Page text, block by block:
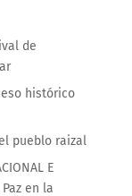
de
histórico
pueblo raizal
E
en la